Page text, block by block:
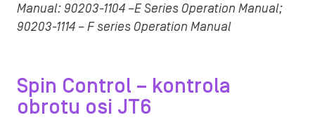
Manual: 90203-1104 –E Series Operation Manual;
90203-1114 – F series Operation Manual
Spin Control – kontrola
obrotu osi JT6